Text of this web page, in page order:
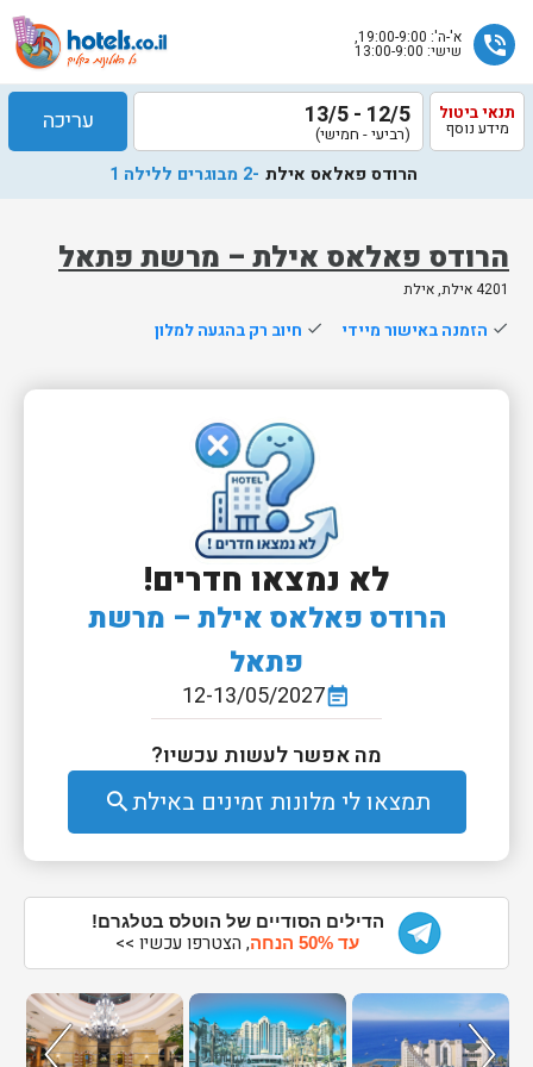
phone_in_talk א'-ה': 19:00-9:00,
שישי: 13:00-9:00
הרודס פאלאס אילת – מרשת פתאל
4201 אילת, אילת
תנאי ביטול
מידע נוסף 12/5 - 13/5
(רביעי - חמישי) עריכה
הרודס פאלאס אילת -2 מבוגרים ללילה 1
done הזמנה באישור מיידי done חיוב רק בהגעה למלון
לא נמצאו חדרים!
הרודס פאלאס אילת – מרשת
פתאל
event_note
12-13/05/2027
מה אפשר לעשות עכשיו?
תמצאו לי מלונות זמינים באילתsearch
הדילים הסודיים של הוטלס בטלגרם!
עד 50% הנחה
, הצטרפו עכשיו >>
שלח